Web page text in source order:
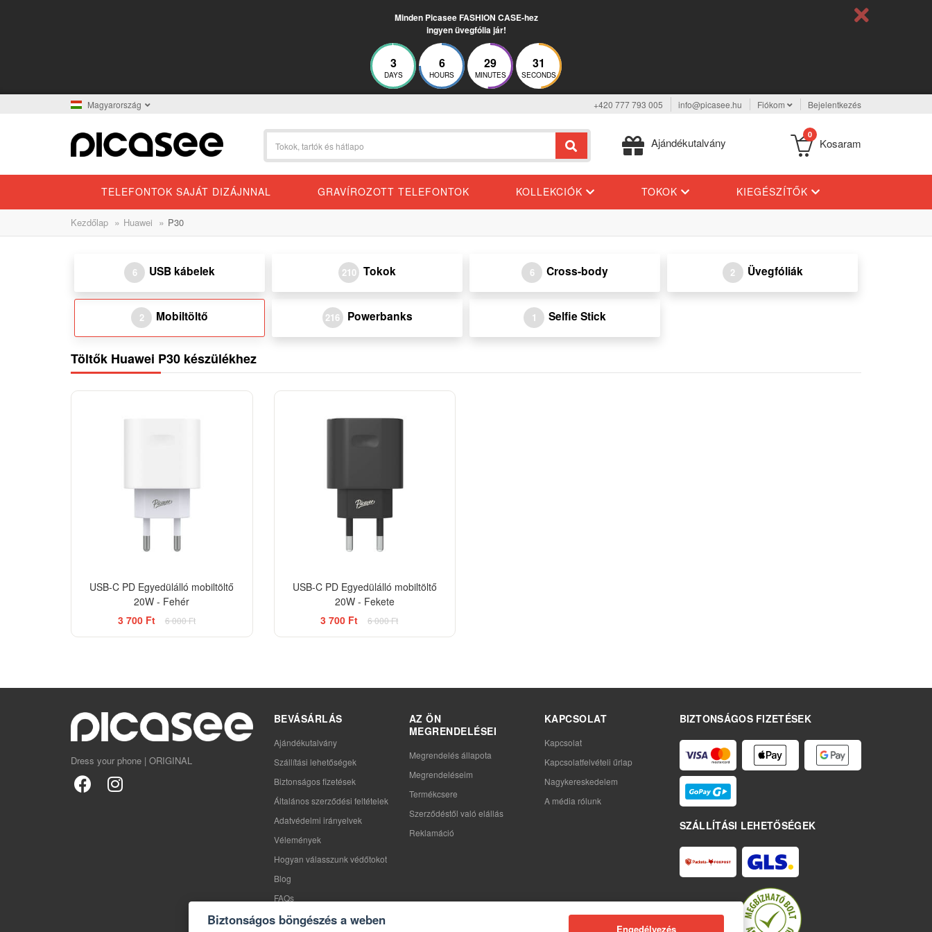
Minden Picasee FASHION CASE-hez
ingyen üvegfólia jár!
3
DAYS
6
HOURS
29
MINUTES
30
SECONDS
Magyarország +420 777 793 005 info@picasee.hu Fiókom Bejelentkezés
Ajándékutalvány
0
Kosaram
TELEFONTOK SAJÁT DIZÁJNNAL GRAVÍROZOTT TELEFONTOK KOLLEKCIÓK TOKOK KIEGÉSZÍTŐK
Kezdőlap » Huawei » P30
6 USB kábelek 210 Tokok 6 Cross-body 2 Üvegfóliák
2 Mobiltöltő 216 Powerbanks 1 Selfie Stick
Töltők Huawei P30 készülékhez
USB-C PD Egyedülálló mobiltöltő
20W - Fehér
3 700 Ft
6 000 Ft
USB-C PD Egyedülálló mobiltöltő
20W - Fekete
3 700 Ft
6 000 Ft
Dress your phone | ORIGINAL
BIZTONSÁGOS FIZETÉSEK
SZÁLLÍTÁSI LEHETŐSÉGEK
BEVÁSÁRLÁS
Ajándékutalvány
Szállítási lehetőségek
Biztonságos fizetések
Általános szerződési feltételek
Adatvédelmi irányelvek
Vélemények
Hogyan válasszunk védőtokot
Blog
FAQs
AZ ÖN
MEGRENDELÉSEI
Megrendelés állapota
Megrendeléseim
Termékcsere
Szerződéstől való elállás
Reklamáció
KAPCSOLAT
Kapcsolat
Kapcsolatfelvételi űrlap
Nagykereskedelem
A média rólunk
Biztonságos böngészés a weben
Engedélyezés